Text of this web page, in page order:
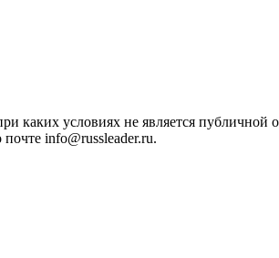
каких условиях не является
info@russleader.ru.